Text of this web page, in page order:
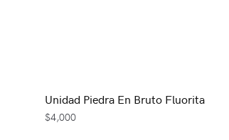
Unidad Piedra En Bruto Fluorita
$4,000